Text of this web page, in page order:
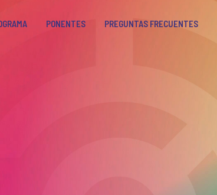
PONENTES PREGUNTAS FRECUENTES